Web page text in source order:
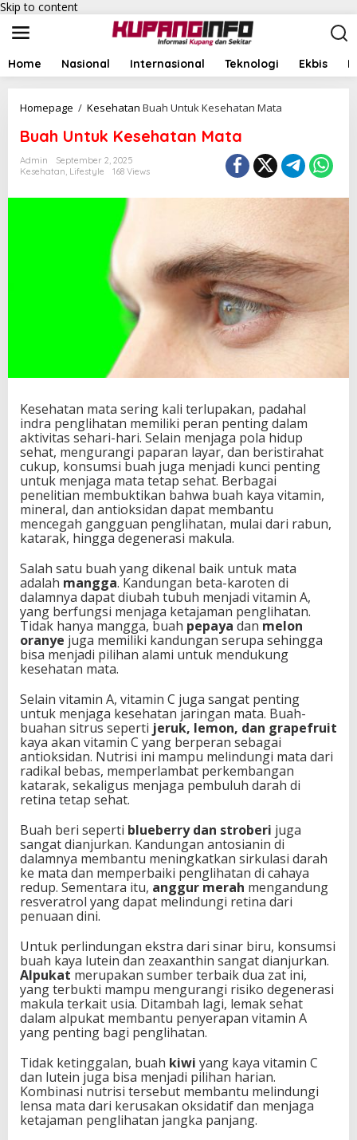
Skip to content
Home Nasional Internasional Teknologi Ekbis
Homepage / Kesehatan Buah Untuk Kesehatan Mata
Buah Untuk Kesehatan Mata
Admin
September 2, 2025
Kesehatan, Lifestyle 168 Views
Kesehatan mata sering kali terlupakan, padahal
indra penglihatan memiliki peran penting dalam
aktivitas sehari-hari. Selain menjaga pola hidup
sehat, mengurangi paparan layar, dan beristirahat
cukup, konsumsi buah juga menjadi kunci penting
untuk menjaga mata tetap sehat. Berbagai
penelitian membuktikan bahwa buah kaya vitamin,
mineral, dan antioksidan dapat membantu
mencegah gangguan penglihatan, mulai dari rabun,
katarak, hingga degenerasi makula.
Salah satu buah yang dikenal baik untuk mata
adalah mangga. Kandungan beta-karoten di
dalamnya dapat diubah tubuh menjadi vitamin A,
yang berfungsi menjaga ketajaman penglihatan.
Tidak hanya mangga, buah pepaya danmelon
oranye juga memiliki kandungan serupa sehingga
bisa menjadi pilihan alami untuk mendukung
kesehatan mata.
Selain vitamin A, vitamin C juga sangat penting
untuk menjaga kesehatan jaringan mata. Buah-
buahan sitrus seperti jeruk, lemon, dan grapefruit
kaya akan vitamin C yang berperan sebagai
antioksidan. Nutrisi ini mampu melindungi mata dari
radikal bebas, memperlambat perkembangan
katarak, sekaligus menjaga pembuluh darah di
retina tetap sehat.
Buah beri seperti blueberry dan stroberi juga
sangat dianjurkan. Kandungan antosianin di
dalamnya membantu meningkatkan sirkulasi darah
ke mata dan memperbaiki penglihatan di cahaya
redup. Sementara itu, anggur merah mengandung
resveratrol yang dapat melindungi retina dari
penuaan dini.
Untuk perlindungan ekstra dari sinar biru, konsumsi
buah kaya lutein dan zeaxanthin sangat dianjurkan.
Alpukat merupakan sumber terbaik dua zat ini,
yang terbukti mampu mengurangi risiko degenerasi
makula terkait usia. Ditambah lagi, lemak sehat
dalam alpukat membantu penyerapan vitamin A
yang penting bagi penglihatan.
Tidak ketinggalan, buah kiwi yang kaya vitamin C
dan lutein juga bisa menjadi pilihan harian.
Kombinasi nutrisi tersebut membantu melindungi
lensa mata dari kerusakan oksidatif dan menjaga
ketajaman penglihatan jangka panjang.